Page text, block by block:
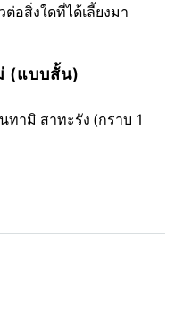
อสิ่งใดที่ได้เลี้ยงมา
(แบบสั้น)
ทามิ สาทะรัง (กราบ 1